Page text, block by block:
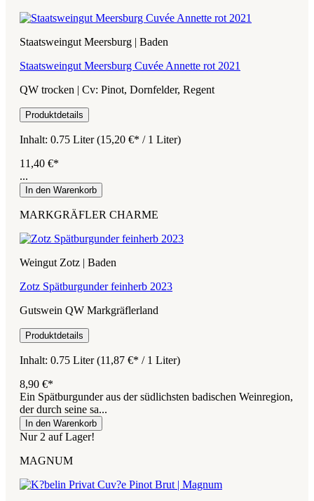
Staatsweingut Meersburg | Baden
Staatsweingut Meersburg Cuvée Annette rot 2021
QW trocken | Cv: Pinot, Dornfelder, Regent
Produktdetails
Inhalt: 0.75 Liter(15,20 €* / 1 Liter)
11,40 €*
...
In den Warenkorb
MARKGRÄFLER CHARME
Weingut Zotz | Baden
Zotz Spätburgunder feinherb 2023
Gutswein QW Markgräflerland
Produktdetails
Inhalt: 0.75 Liter(11,87 €* / 1 Liter)
8,90 €*
Ein Spätburgunder aus der südlichsten badischen Weinregion,
der durch seine sa...
In den Warenkorb
Nur 2 auf Lager!
MAGNUM